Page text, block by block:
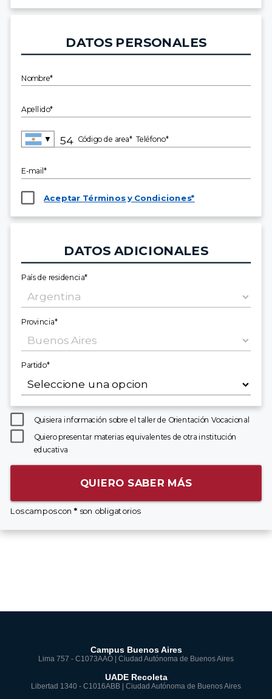
DATOS PERSONALES
Nombre*
Apellido*
▼ Código de area* Teléfono*
E-mail*
Aceptar Términos y Condiciones*
DATOS ADICIONALES
País de residencia*
Provincia*
Partido*
Quisiera información sobre el taller de Orientación Vocacional
Quiero presentar materias equivalentes de otra institución
educativa
QUIERO SABER MÁS
Los campos con * son obligatorios
Campus Buenos Aires
Lima 757 - C1073AAO | Ciudad Autónoma de Buenos Aires
UADE Recoleta
Libertad 1340 - C1016ABB | Ciudad Autónoma de Buenos Aires